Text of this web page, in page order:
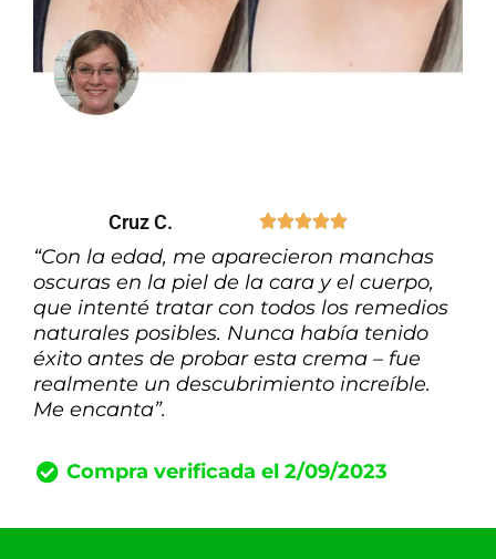
Cruz C. 
“Con la edad, me aparecieron manchas
oscuras en la piel de la cara y el cuerpo,
que intenté tratar con todos los remedios
naturales posibles. Nunca había tenido
éxito antes de probar esta crema – fue
realmente un descubrimiento increíble.
Me encanta”.
Compra verificada el 2/09/2023